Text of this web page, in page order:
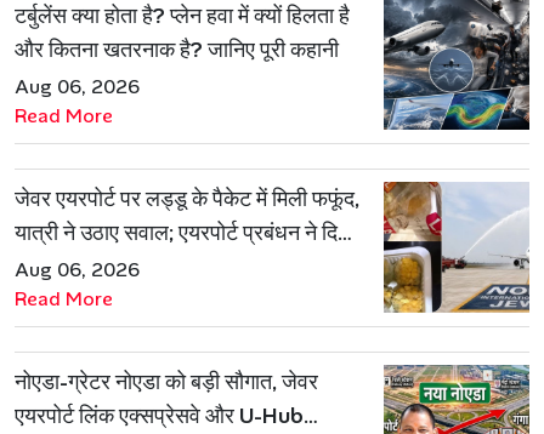
टर्बुलेंस क्या होता है? प्लेन हवा में क्यों हिलता है
और कितना खतरनाक है? जानिए पूरी कहानी
Aug 06, 2026
Read More
जेवर एयरपोर्ट पर लड्डू के पैकेट में मिली फफूंद,
यात्री ने उठाए सवाल; एयरपोर्ट प्रबंधन ने दिया
जवाब
Aug 06, 2026
Read More
नोएडा-ग्रेटर नोएडा को बड़ी सौगात, जेवर
एयरपोर्ट लिंक एक्सप्रेसवे और U-Hub